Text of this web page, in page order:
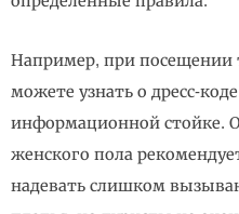
Например, при посещении
можете узнать о дресс-
информационной стойке.
женского пола
надевать слишком